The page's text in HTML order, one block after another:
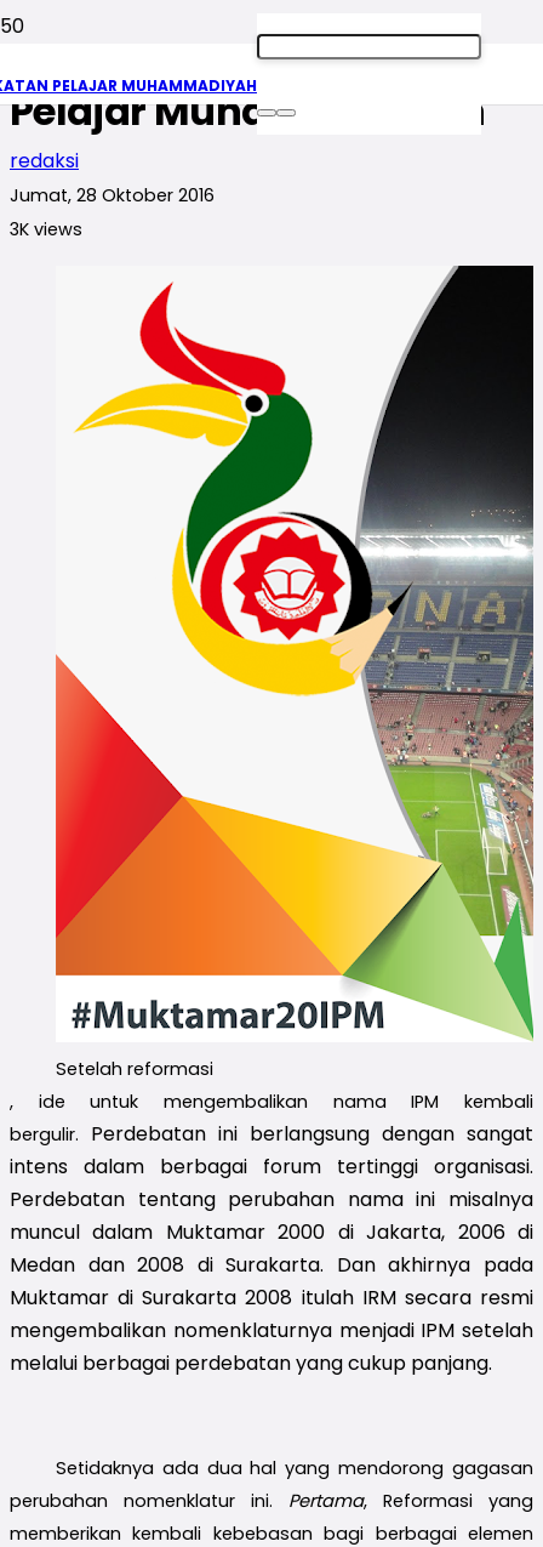
PELAJAR MUHAMMADIYAH
Reposisi Peran Gerakan
Pelajar Muhammadiyah
redaksi
Jumat, 28 Oktober 2016
3K views
Setelah reformasi
, ide untuk mengembalikan
nama IPM kembali
bergulir. Perdebatan ini berlangsung dengan sangat
intens dalam berbagai forum tertinggi organisasi.
Perdebatan tentang perubahan nama ini misalnya
muncul dalam Muktamar 2000 di Jakarta, 2006 di
Medan dan 2008 di Surakarta. Dan akhirnya pada
Muktamar di Surakarta 2008 itulah IRM secara resmi
mengembalikan nomenklaturnya menjadi IPM setelah
melalui berbagai perdebatan yang cukup panjang.
Setidaknya ada dua hal yang mendorong gagasan
perubahan nomenklatur ini. Pertama, Reformasi yang
memberikan kembali kebebasan bagi berbagai elemen